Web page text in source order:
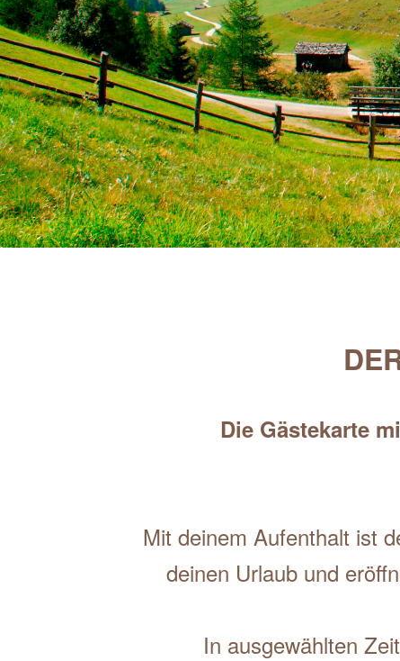
Die Gästekarte
Mit deinem Aufenthalt ist
deinen Urlaub und
In ausgewählten